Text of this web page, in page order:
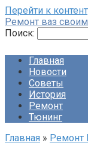
Перейти к
Ремонт ваз
Поиск:
Главная
Новости
Советы
История
Ремонт
Тюнинг
Главная » Ремонт